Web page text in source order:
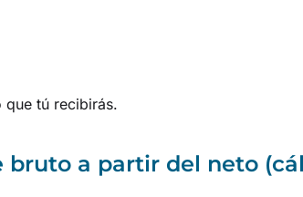
que tú recibirás.
a partir del neto